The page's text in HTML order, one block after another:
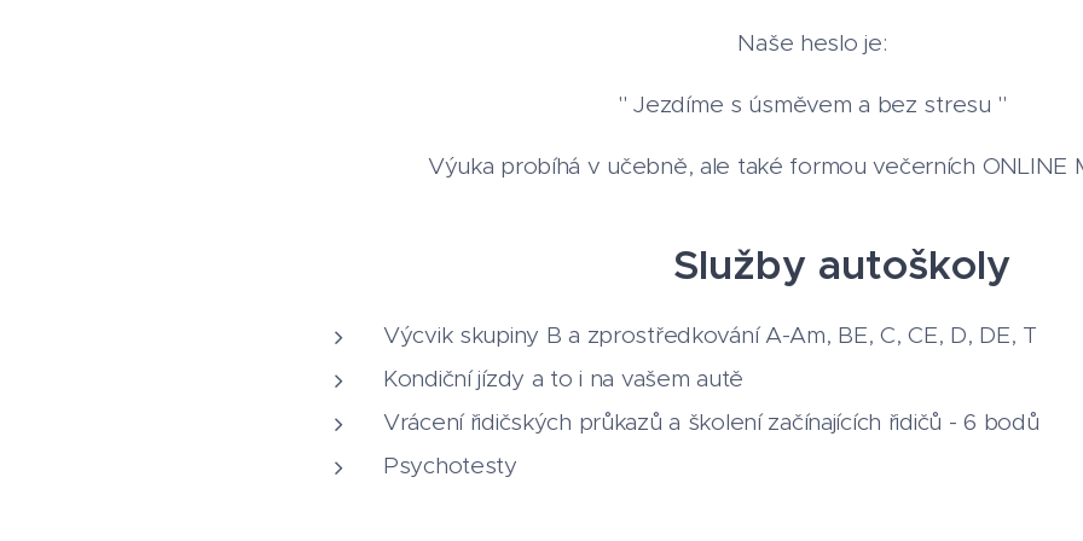
Naše heslo je:
" Jezdíme s úsměvem a bez stresu "
Výuka probíhá v učebně, ale také formou večerních ONLINE
Služby autoškoly
Výcvik skupiny B a zprostředkování A-Am, BE, C, CE, D, DE, T
Kondiční jízdy a to i na vašem autě
Vrácení řidičských průkazů a školení začínajících řidičů - 6 bodů
Psychotesty